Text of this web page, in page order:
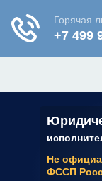
Не
ФССП
✆ 7